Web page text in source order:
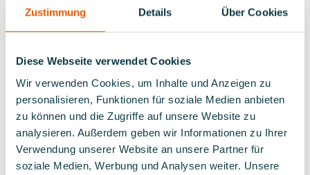
Zustimmung Details Über Cookies
Diese Webseite verwendet Cookies
Wir verwenden Cookies, um Inhalte und Anzeigen zu
personalisieren, Funktionen für soziale Medien anbieten
zu können und die Zugriffe auf unsere Website zu
analysieren. Außerdem geben wir Informationen zu Ihrer
Verwendung unserer Website an unsere Partner für
soziale Medien, Werbung und Analysen weiter. Unsere
NATIONAL &
INTERNATIONAL
Interessenvertretung in Deutschland